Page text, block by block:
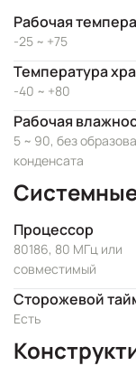
Рабочая
-25 ~ +75
Температура
-40 ~ +80
Рабочая
5 ~ 90, без
конденсата
Процессор
80186, 80 МГц или
совместимый
Сторожевой
Есть